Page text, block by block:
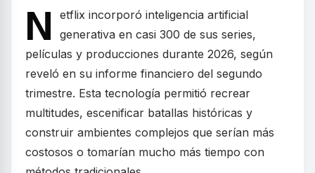
N
etflix incorporó inteligencia artificial
generativa en casi 300 de sus series,
películas y producciones durante 2026, según
reveló en su informe financiero del segundo
trimestre. Esta tecnología permitió recrear
multitudes, escenificar batallas históricas y
construir ambientes complejos que serían más
costosos o tomarían mucho más tiempo con